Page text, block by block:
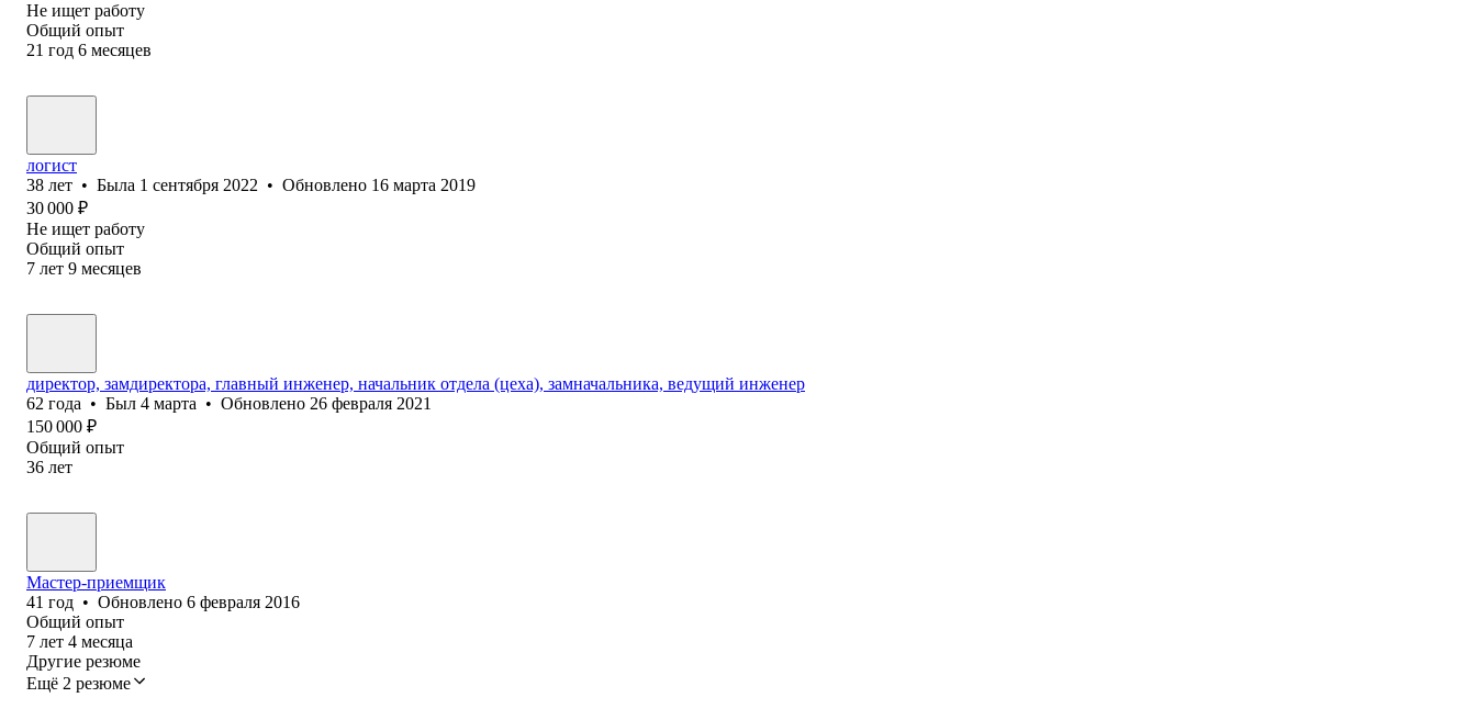
Не ищет работу
Общий опыт
21 год 6 месяцев
логист
38 лет • Была 1 сентября 2022 • Обновлено 16 марта 2019
30 000 ₽
Не ищет работу
Общий опыт
7 лет 9 месяцев
директор, замдиректора, главный инженер, начальник отдела (цеха), замначальника, ведущий инженер
62 года • Был 4 марта • Обновлено 26 февраля 2021
150 000 ₽
Общий опыт
36 лет
Мастер-приемщик
41 год • Обновлено 6 февраля 2016
Общий опыт
7 лет 4 месяца
Другие резюме
Ещё 2 резюме